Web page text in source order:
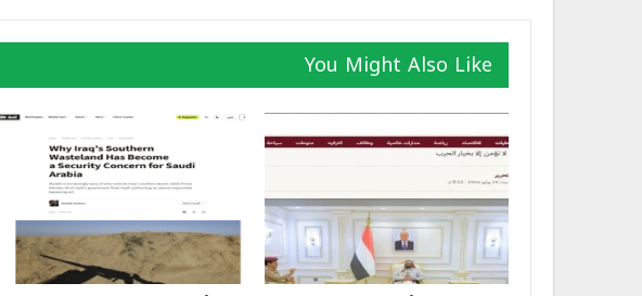
You Might Also Like